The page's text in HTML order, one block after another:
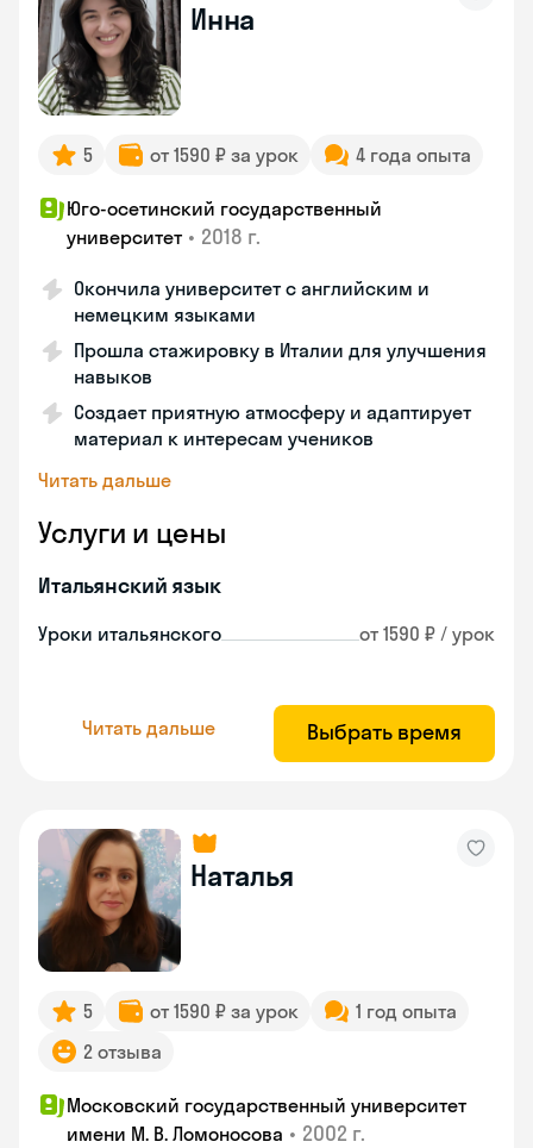
Инна
5 от 1590 ₽ за урок 4 года опыта
Юго-осетинский государственный
университет • 2018 г.
Окончила университет с английским и
немецким языками
Прошла стажировку в Италии для улучшения
навыков
Создает приятную атмосферу и адаптирует
материал к интересам учеников
Читать дальше
Услуги и цены
Итальянский язык
Уроки итальянского от 1590 ₽ / урок
Читать дальше Выбрать время
Наталья
5 от 1590 ₽ за урок
1 год опыта
2 отзыва
Московский государственный университет
имени М. В. Ломоносова • 2002 г.